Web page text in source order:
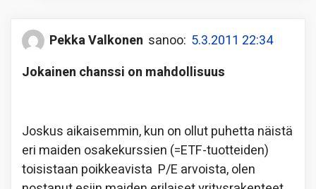
Pekka Valkonen sanoo: 5.3.2011 22:34
Jokainen chanssi on mahdollisuus
Joskus aikaisemmin, kun on ollut puhetta näistä
eri maiden osakekurssien (=ETF-tuotteiden)
toisistaan poikkeavista P/E arvoista, olen